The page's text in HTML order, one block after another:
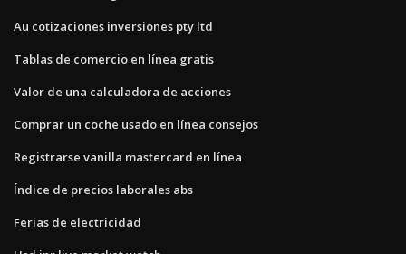
Au cotizaciones inversiones pty ltd
Tablas de comercio en línea gratis
Valor de una calculadora de acciones
Comprar un coche usado en línea consejos
Registrarse vanilla mastercard en línea
Índice de precios laborales abs
Ferias de electricidad